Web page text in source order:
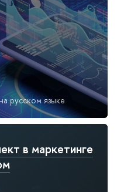
русском языке
в маркетинге